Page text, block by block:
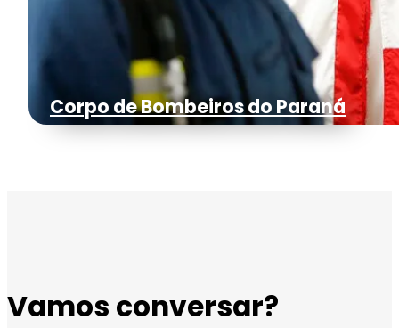
Corpo de Bombeiros do Paraná
Vamos conversar?